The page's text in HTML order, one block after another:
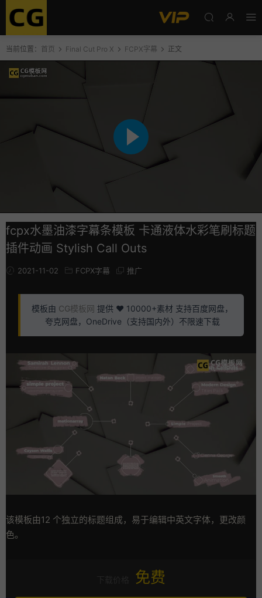
当前位置： 首页 Final Cut Pro X FCPX字幕 正文
fcpx水墨油漆字幕条模板 卡通液体水彩笔刷标题
插件动画 Stylish Call Outs
2021-11-02 FCPX字幕 推广
模板由 CG模板网 提供 ❤️ 10000+素材 支持百度网盘，
夸克网盘，OneDrive（支持国内外）不限速下载
该模板由12 个独立的标题组成，易于编辑中英文字体，更改颜
色。
免费